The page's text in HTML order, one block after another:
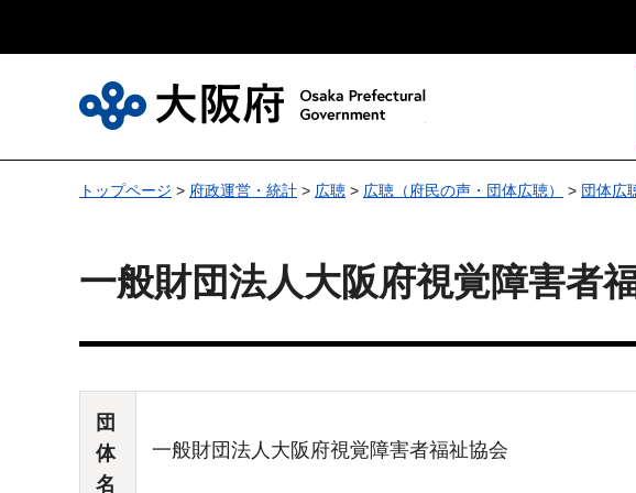
トップページ > 府政運営・統計 > 広聴 > 広聴（府民の声・団体広聴） > 団体広
一般財団法人大阪府視覚障害者
団
体
名
一般財団法人大阪府視覚障害者福祉協会